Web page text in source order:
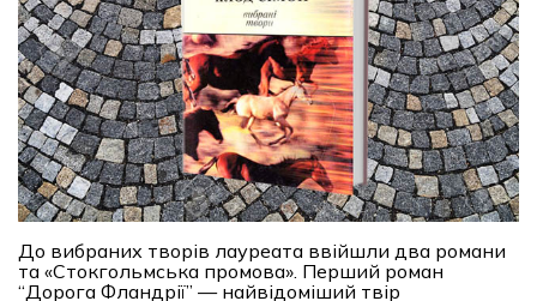
До вибраних творів лауреата ввійшли два романи
та «Стокгольмська промова». Перший роман
“Дорога Фландрії” — найвідоміший твір